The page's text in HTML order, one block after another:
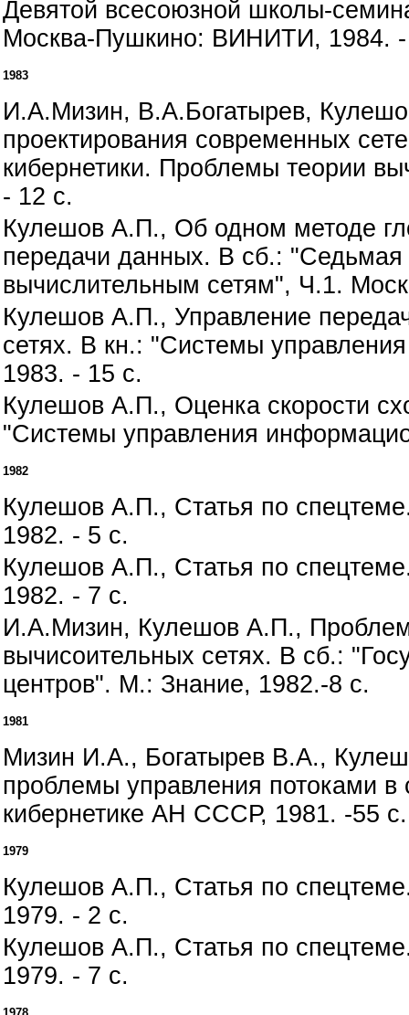
Девятой всесоюзной школы-
Москва-Пушкино: ВИНИТИ, 1984.
1983
И.А.Мизин, В.А.Богатырев,
проектирования современных
кибернетики. Проблемы теории
- 12 с.
Кулешов А.П., Об одном методе
передачи данных. В сб.:
вычислительным сетям", Ч.1.
Кулешов А.П., Управление
сетях. В кн.: "Системы
1983. - 15 с.
Кулешов А.П., Оценка скорости
"Системы управления
1982
Кулешов А.П., Статья по
1982. - 5 с.
Кулешов А.П., Статья по
1982. - 7 с.
И.А.Мизин, Кулешов А.П.,
вычисоительных сетях. В сб.:
центров". М.: Знание, 1982.-8 с.
1981
Мизин И.А., Богатырев В.А.,
проблемы управления потоками
кибернетике АН СССР, 1981. -55 с.
1979
Кулешов А.П., Статья по
1979. - 2 с.
Кулешов А.П., Статья по
1979. - 7 с.